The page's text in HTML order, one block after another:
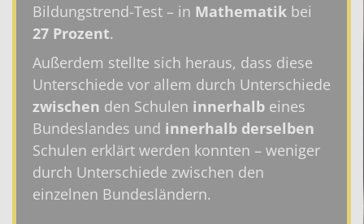
Bildungstrend-Test – in Mathematik bei
27 Prozent.
Außerdem stellte sich heraus, dass diese
Unterschiede vor allem durch Unterschiede
zwischen den Schulen innerhalb eines
Bundeslandes und innerhalb derselben
Schulen erklärt werden konnten – weniger
durch Unterschiede zwischen den
einzelnen Bundesländern.